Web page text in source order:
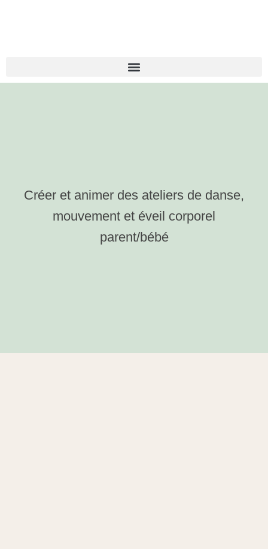
Créer et animer des ateliers de danse,
mouvement et éveil corporel
parent/bébé